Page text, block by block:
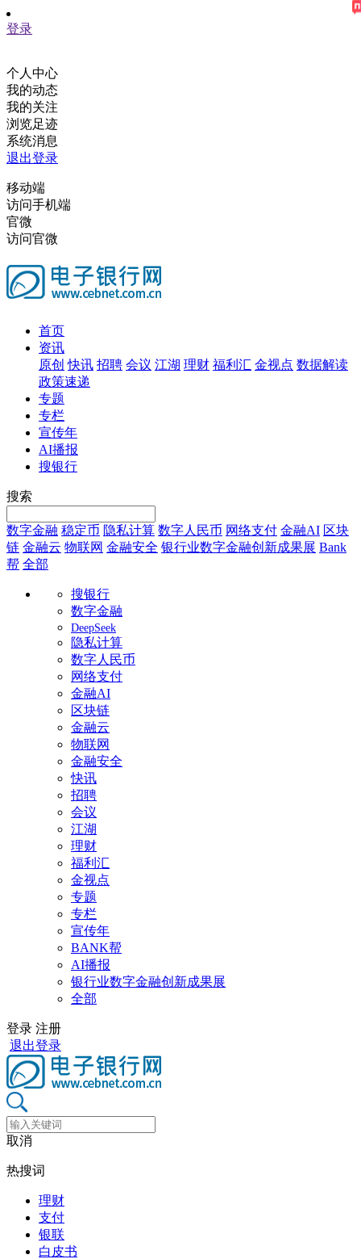
登录
个人中心
我的动态
我的关注
浏览足迹
系统消息
退出登录
移动端
访问手机端
官微
访问官微
首页
资讯
原创 快讯 招聘 会议 江湖 理财 福利汇 金视点 数据解读
政策速递
专题
专栏
宣传年
AI播报
搜银行
搜索
数字金融 稳定币 隐私计算 数字人民币 网络支付 金融AI 区块
链 金融云 物联网 金融安全 银行业数字金融创新成果展 Bank
帮 全部
搜银行
数字金融
DeepSeek
隐私计算
数字人民币
网络支付
金融AI
区块链
金融云
物联网
金融安全
快讯
招聘
会议
江湖
理财
福利汇
金视点
专题
专栏
宣传年
BANK帮
AI播报
银行业数字金融创新成果展
全部
登录 注册
退出登录
取消
热搜词
理财
支付
银联
白皮书